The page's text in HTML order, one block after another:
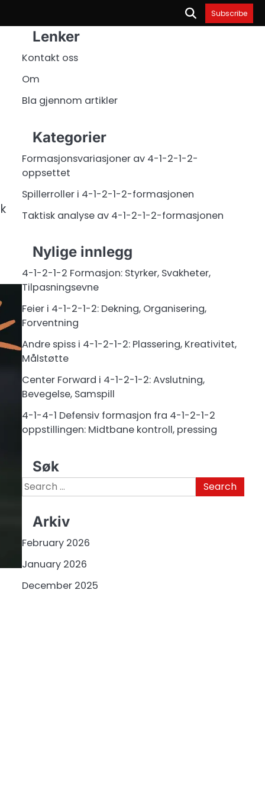
Subscribe
Lenker
Kontakt oss
Om
Bla gjennom artikler
Kategorier
Formasjonsvariasjoner av 4-1-2-1-2-
oppsettet
Spillerroller i 4-1-2-1-2-formasjonen
Taktisk analyse av 4-1-2-1-2-formasjonen
Nylige innlegg
4-1-2-1-2 Formasjon: Styrker, Svakheter,
Tilpasningsevne
Feier i 4-1-2-1-2: Dekning, Organisering,
Forventning
Andre spiss i 4-1-2-1-2: Plassering, Kreativitet,
Målstøtte
Center Forward i 4-1-2-1-2: Avslutning,
Bevegelse, Samspill
4-1-4-1 Defensiv formasjon fra 4-1-2-1-2
oppstillingen: Midtbane kontroll, pressing
Søk
Search
for:
Arkiv
February 2026
January 2026
December 2025